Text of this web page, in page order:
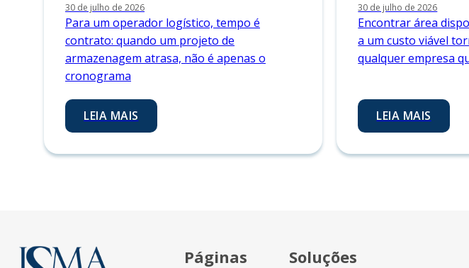
30 de julho de 2026
Para um operador logístico, tempo é
contrato: quando um projeto de
armazenagem atrasa, não é apenas o
cronograma
LEIA MAIS
30 de julho de 2026
Encontrar área
a um custo viável
qualquer empresa
LEIA MAIS
Páginas Soluções